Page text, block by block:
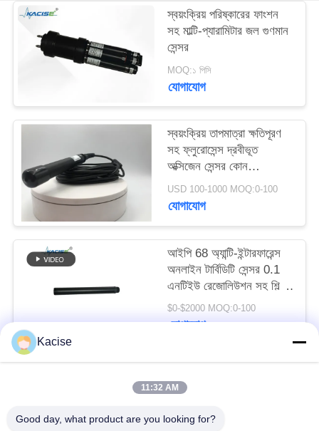
খবর
উদ্ধৃতির
আবেদন
সাইট
ম্যাপ
গোপনীয়তা
স্বয়ংক্রিয় পরিষ্কারের ফাংশন
সহ মাল্টি-প্যারামিটার জল গুণমান
সেন্সর
MOQ:১ পিসি
যোগাযোগ
স্বয়ংক্রিয় তাপমাত্রা ক্ষতিপূরণ
সহ ফ্লুরোসেন্স দ্রবীভূত
অক্সিজেন সেন্সর কোন
ইলেক্ট্রোলাইট প্রয়োজন এবং
RS485 আউটপুট
USD 100-1000 MOQ:0-100
যোগাযোগ
আইপি 68 অ্যান্টি-ইন্টারফারেন্স
অনলাইন টার্বিডিটি সেন্সর 0.1
এনটিইউ রেজোলিউশন সহ শিল্প
জল মানের পর্যবেক্ষণের জন্য
$0-$2000 MOQ:0-100
যোগাযোগ
Kacise
11:32 AM
Good day, what product are you looking for?